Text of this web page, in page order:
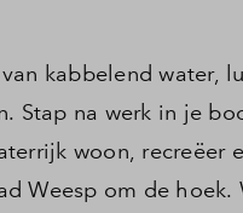
kabbelend water,
Stap na werk in je
woon, recreëer
Weesp om de